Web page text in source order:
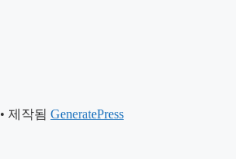
• 제작됨 GeneratePress